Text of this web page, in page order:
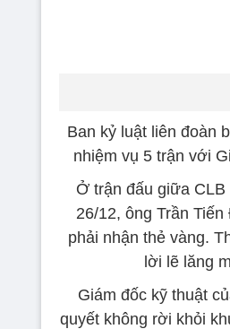
Ban kỷ luật liên đoàn
nhiệm vụ 5 trận với
Ở trận đấu giữa
26/12, ông Trần
phải nhận thẻ vàng.
lời lẽ lăng
Giám đốc kỹ thuật
quyết không rời khỏi